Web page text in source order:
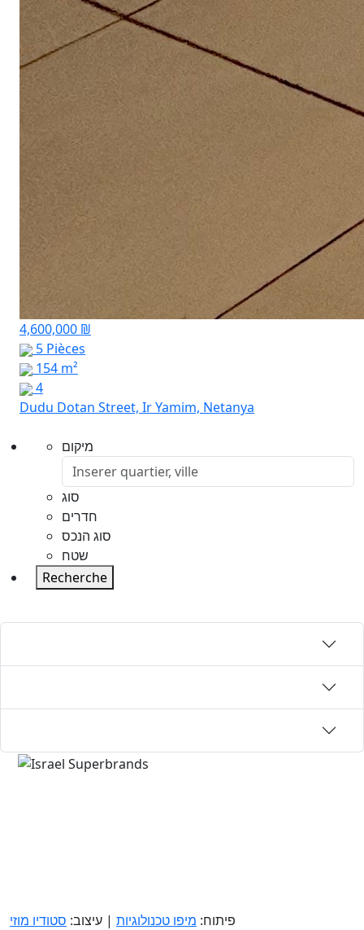
4,600,000 ₪
5 Pièces
154 m²
4
Dudu Dotan Street, Ir Yamim, Netanya
מיקום
סוג
חדרים
סוג הנכס
שטח
Recherche
פיתוח: מיפו טכנולוגיות | עיצוב: סטודיו מוזי